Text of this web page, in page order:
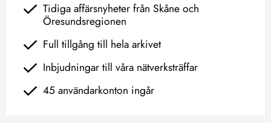
Tidiga affärsnyheter från Skåne och
Öresundsregionen
Full tillgång till hela arkivet
Inbjudningar till våra nätverksträffar
45 användarkonton ingår